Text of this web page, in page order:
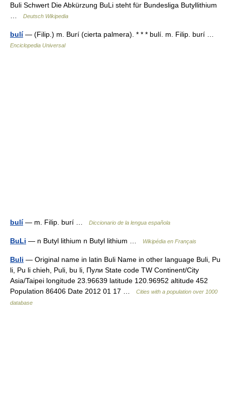
Buli Schwert Die Abkürzung BuLi steht für Bundesliga Butyllithium
Deutsch Wikipedia
bulí— (Filip.) m. Burí (cierta palmera). * * * bulí. m. Filip. burí …
Enciclopedia Universal
bulí— m. Filip. burí … Diccionario de la lengua española
BuLi — n Butyl lithium n Butyl lithium … Wikipédia en Français
Buli — Original name in latin Buli Name in other language Buli, Pu
li, Pu li chieh, Puli, bu li, Пули State code TW Continent/City
Asia/Taipei longitude 23.96639 latitude 120.96952 altitude 452
Population 86406 Date 2012 01 17 …
Cities with a population over 1000
database